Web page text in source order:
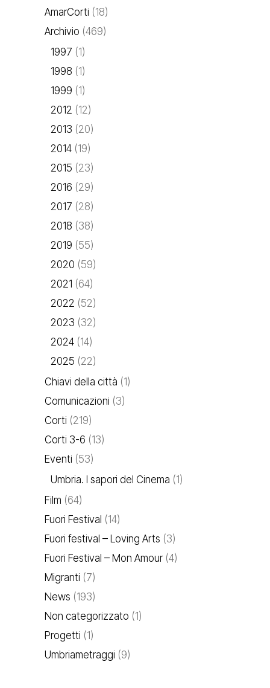
AmarCorti (18)
Archivio (469)
1997 (1)
1998 (1)
1999 (1)
2012 (12)
2013 (20)
2014 (19)
2015 (23)
2016 (29)
2017 (28)
2018 (38)
2019 (55)
2020 (59)
2021 (64)
2022 (52)
2023 (32)
2024 (14)
2025 (22)
Chiavi della città (1)
Comunicazioni (3)
Corti (219)
Corti 3-6 (13)
Eventi (53)
Umbria. I sapori del Cinema (1)
Film (64)
Fuori Festival (14)
Fuori festival – Loving Arts (3)
Fuori Festival – Mon Amour(4)
Migranti (7)
News (193)
Non categorizzato (1)
Progetti (1)
Umbriametraggi (9)